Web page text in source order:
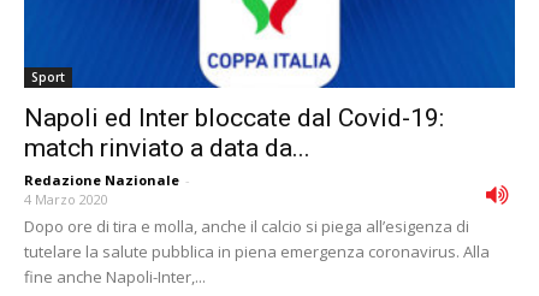
Sport
Napoli ed Inter bloccate dal Covid-19:
match rinviato a data da...
Redazione Nazionale -
4 Marzo 2020
Dopo ore di tira e molla, anche il calcio si piega all’esigenza di
tutelare la salute pubblica in piena emergenza coronavirus. Alla
fine anche Napoli-Inter,...